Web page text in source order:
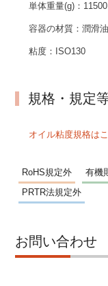
単体重量(g)： 11500
容器の材質：潤滑
粘度： ISO130
規格・規定
オイル粘度規格は
RoHS規定外 有機
PRTR法規定外
お問い合わせ